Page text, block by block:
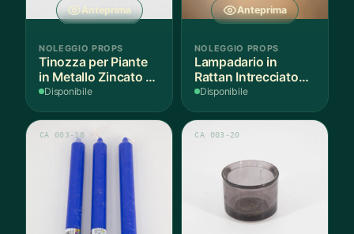
Anteprima
NOLEGGIO PROPS
Tinozza per Piante
in Metallo Zincato -
3 Pezzi
Disponibile
Anteprima
NOLEGGIO PROPS
Lampadario in
Rattan Intrecciato
Bianco
Disponibile
CA 003-18 CA 003-20